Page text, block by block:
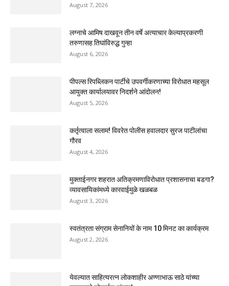
August 7, 2026
लग्नाचे आमिष दाखवून तीन वर्षे अत्याचार केल्याप्रकरणी
तरुणासह तिघांविरुद्ध गुन्हा
August 6, 2026
पीपल्स रिपब्लिकन पार्टीचे उपवर्गीकरणाच्या विरोधात महसूल
आयुक्त कार्यालयावर निदर्शने आंदोलन!
August 5, 2026
कर्तृत्वाला सलाम! विवरेत पोलीस हवालदार सुरज पाटीलांचा
गौरव
August 4, 2026
मुक्ताईनगर शहरात अतिक्रमणाविरोधात प्रशासनाचा बडगा?
व्यावसायिकांमध्ये कारवाईमुळे खळबळ
August 3, 2026
स्वतंत्रता संग्राम सेनानियों के नाम 10 मिनट का कार्यक्रम
August 2, 2026
येवल्यात साहित्यरत्न लोकशाहीर अण्णाभाऊ साठे यांच्या